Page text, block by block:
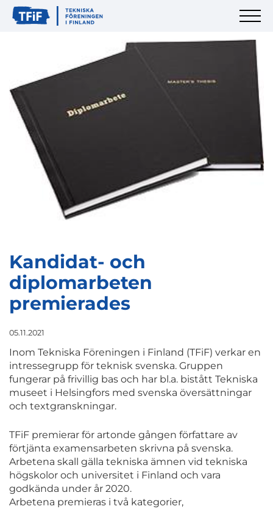
Kandidat- och
diplomarbeten
premierades
05.11.2021
Inom Tekniska Föreningen i Finland (TFiF) verkar en
intressegrupp för teknisk svenska. Gruppen
fungerar på frivillig bas och har bl.a. bistått Tekniska
museet i Helsingfors med svenska översättningar
och textgranskningar.
TFiF premierar för artonde gången författare av
förtjänta examensarbeten skrivna på svenska.
Arbetena skall gälla tekniska ämnen vid tekniska
högskolor och universitet i Finland och vara
godkända under år 2020.
Arbetena premieras i två kategorier,